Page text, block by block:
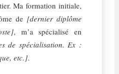
Ma formation initiale,
de [dernier diplôme
, m’a spécialisé en
de spécialisation. Ex :
etc.].